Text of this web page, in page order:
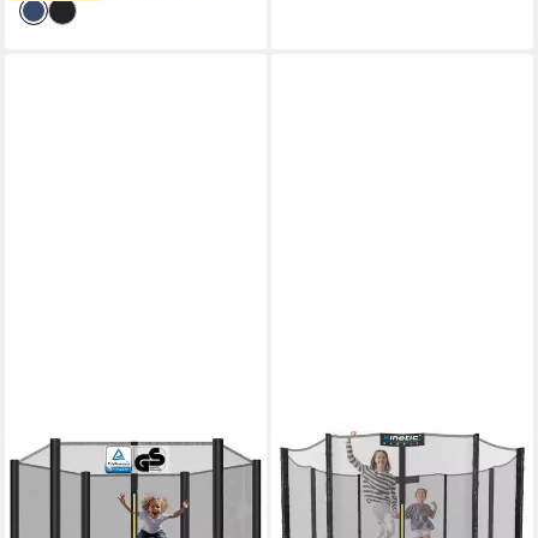
TECTAKE
Gartentrampolin
Kindertrampolin mit
KINETIC SPORTS
Gartentrampolin SALTO, Ø
183 cm, Kindertrampolin Set